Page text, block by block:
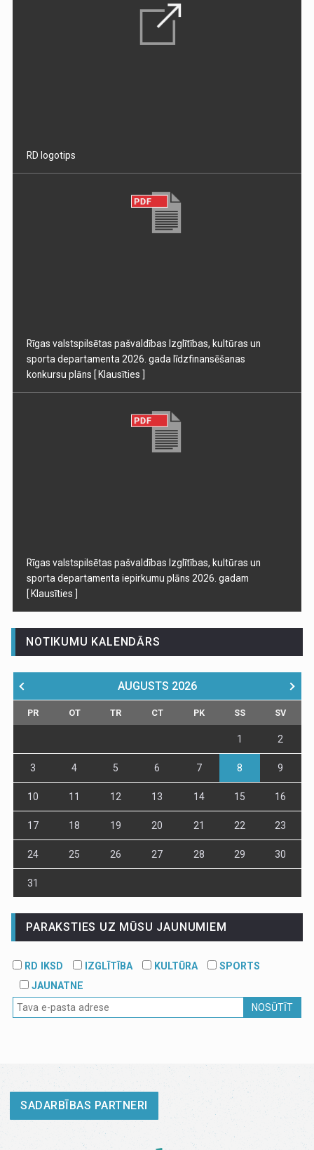
RD logotips
Rīgas valstspilsētas pašvaldības Izglītības, kultūras un
sporta departamenta 2026. gada līdzfinansēšanas
konkursu plāns [ Klausīties ]
Rīgas valstspilsētas pašvaldības Izglītības, kultūras un
sporta departamenta iepirkumu plāns 2026. gadam
[ Klausīties ]
NOTIKUMU KALENDĀRS
AUGUSTS 2026
PR OT TR CT PK SS SV
1 2
3 4 5 6 7 8 9
10 11 12 13 14 15 16
17 18 19 20 21 22 23
24 25 26 27 28 29 30
31
PARAKSTIES UZ MŪSU JAUNUMIEM
RD IKSD IZGLĪTĪBA KULTŪRA
SPORTS
JAUNATNE
NOSŪTĪT
SADARBĪBAS PARTNERI